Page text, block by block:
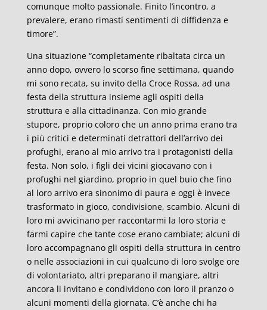
comunque molto passionale. Finito l’incontro, a
prevalere, erano rimasti sentimenti di diffidenza e
timore”.
Una situazione “completamente ribaltata circa un
anno dopo, ovvero lo scorso fine settimana, quando
mi sono recata, su invito della Croce Rossa, ad una
festa della struttura insieme agli ospiti della
struttura e alla cittadinanza. Con mio grande
stupore, proprio coloro che un anno prima erano tra
i più critici e determinati detrattori dell’arrivo dei
profughi, erano al mio arrivo tra i protagonisti della
festa. Non solo, i figli dei vicini giocavano con i
profughi nel giardino, proprio in quel buio che fino
al loro arrivo era sinonimo di paura e oggi è invece
trasformato in gioco, condivisione, scambio. Alcuni di
loro mi avvicinano per raccontarmi la loro storia e
farmi capire che tante cose erano cambiate; alcuni di
loro accompagnano gli ospiti della struttura in centro
o nelle associazioni in cui qualcuno di loro svolge ore
di volontariato, altri preparano il mangiare, altri
ancora li invitano e condividono con loro il pranzo o
alcuni momenti della giornata. C’è anche chi ha